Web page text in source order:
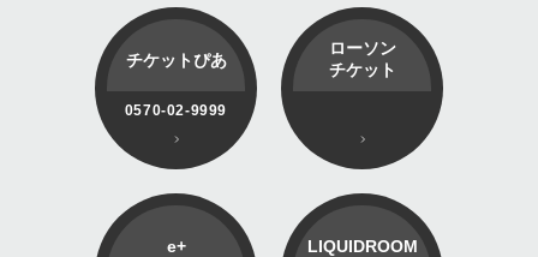
チケットぴあ
0570-02-9999
ローソン
チケット
e+ LIQUIDROOM